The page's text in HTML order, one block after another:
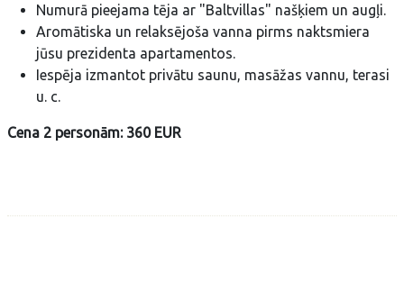
Numurā pieejama tēja ar "Baltvillas" našķiem un augļi.
Aromātiska un relaksējoša vanna pirms naktsmiera
jūsu prezidenta apartamentos.
Iespēja izmantot privātu saunu, masāžas vannu, terasi
u. c.
Cena 2 personām: 360 EUR